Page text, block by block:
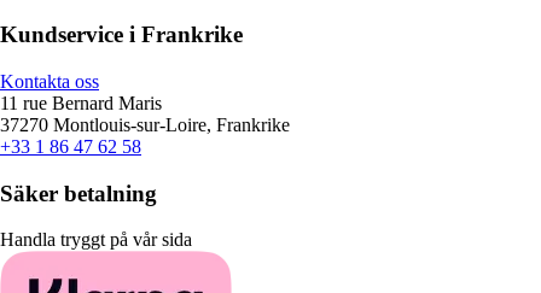
Kundservice i Frankrike
Kontakta oss
11 rue Bernard Maris
37270 Montlouis-sur-Loire, Frankrike
+33 1 86 47 62 58
Säker betalning
Handla tryggt på vår sida